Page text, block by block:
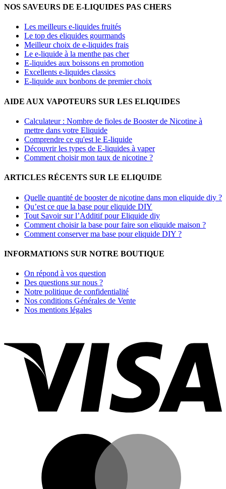
NOS SAVEURS DE E-LIQUIDES PAS CHERS
Les meilleurs e-liquides fruités
Le top des eliquides gourmands
Meilleur choix de e-liquides frais
Le e-liquide à la menthe pas cher
E-liquides aux boissons en promotion
Excellents e-liquides classics
E-liquide aux bonbons de premier choix
AIDE AUX VAPOTEURS SUR LES ELIQUIDES
Calculateur : Nombre de fioles de Booster de Nicotine à
mettre dans votre Eliquide
Comprendre ce qu'est le E-liquide
Découvrir les types de E-liquides à vaper
Comment choisir mon taux de nicotine ?
ARTICLES RÉCENTS SUR LE ELIQUIDE
Quelle quantité de booster de nicotine dans mon eliquide diy ?
Qu’est ce que la base pour eliquide DIY
Tout Savoir sur l’Additif pour Eliquide diy
Comment choisir la base pour faire son eliquide maison ?
Comment conserver ma base pour eliquide DIY ?
INFORMATIONS SUR NOTRE BOUTIQUE
On répond à vos question
Des questions sur nous ?
Notre politique de confidentialité
Nos conditions Générales de Vente
Nos mentions légales